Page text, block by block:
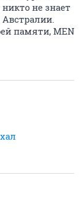
не знает
памяти, MEN